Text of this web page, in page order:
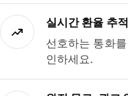
실시간 환율 추적
선호하는 통화
인하세요.